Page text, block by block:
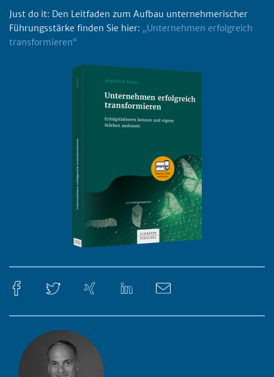
Just do it: Den Leitfaden zum Aufbau unternehmerischer
Führungsstärke finden Sie hier: „Unternehmen erfolgreich
transformieren“